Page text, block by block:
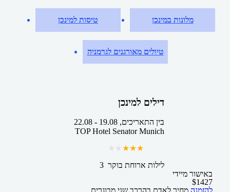
טיסות למינכן מלונות במינכן
טיולים מאורגנים לגרמניה
דילים למינכן
בין התאריכים, -
22.08
TOP Hotel Senator Munich
3 לילות ארוחת בוקר
באישור מיידי
$1427